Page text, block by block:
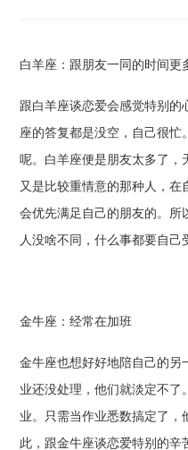
白羊座：跟朋友一同的时间更
跟白羊座谈恋爱会感觉特别
座的答复都是没空，自己很
呢。白羊座便是朋友太多了，
又是比较重情意的那种人，
会优先满足自己的朋友的。所
人没啥不同，什么事都要自己
金牛座：经常在加班
金牛座也想好好地陪自己的另
业还没处理，他们就淡定不
业。只需当作业悉数搞定了，
此，跟金牛座谈恋爱特别的